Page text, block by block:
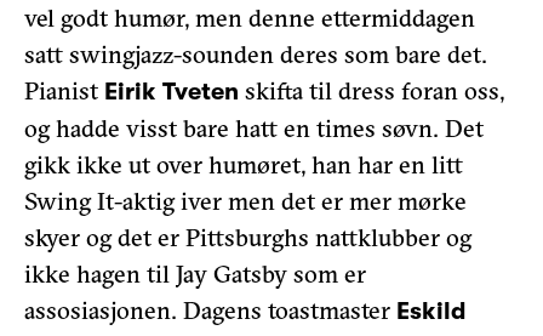
vel godt humør, men denne ettermiddagen
satt swingjazz-sounden deres som bare det.
Pianist Eirik Tveten skifta til dress foran oss,
og hadde visst bare hatt en times søvn. Det
gikk ikke ut over humøret, han har en litt
Swing It-aktig iver men det er mer mørke
skyer og det er Pittsburghs nattklubber og
ikke hagen til Jay Gatsby som er
assosiasjonen. Dagens toastmaster Eskild